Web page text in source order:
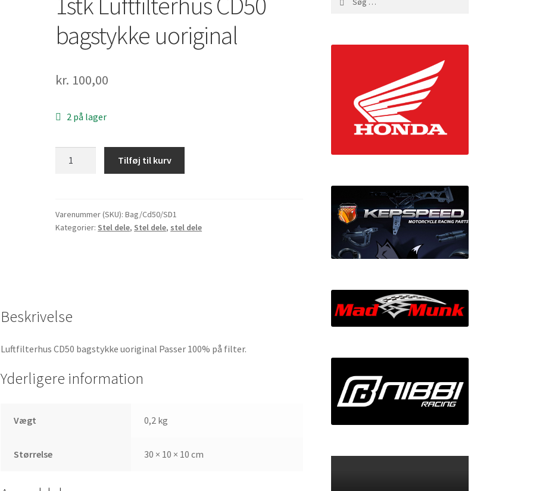
bagstykke uoriginal
kr. 100,00
2 på lager
uoriginal
antal
Tilføj til kurv
Varenummer (SKU):Bag/Cd50/SD1
Kategorier: Stel dele, Stel dele, stel dele
Beskrivelse
Luftfilterhus CD50 bagstykke uoriginal Passer 100% på filter.
Yderligere information
Vægt 0,2 kg
Størrelse 30 × 10 × 10 cm